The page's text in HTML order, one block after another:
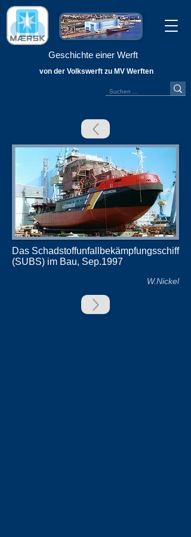
Geschichte einer Werft
von der Volkswerft zu MV Werften
Das Schadstoffunfallbekämpfungsschiff
(SUBS) im Bau, Sep.1997
W.Nickel